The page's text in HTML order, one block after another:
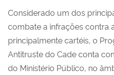
Considerado um dos
combate a infrações contra
principalmente cartéis, o
Antitruste do Cade conta
do Ministério Público, no